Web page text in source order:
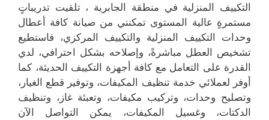
التكييف المنزلية في منطقة الجابرية ، تلقيت تدريباتٍ
مستمرةٍ عالية المستوى تمكنني من صيانة كافة أعطال
وحدات التكييف المنزلية والتكييف المركزي، فاستطيع
تشخيص العطل مباشرةً، وإصلاحه بشكل احترافي، لدي
القدرة على التعامل مع كافة أجهزة التكييف الحديثة، كما
أوفر لعملائي خدمة تنظيف المكيفات، وتوفير قطع الغيار،
وتصليح وحدات، وتركيب مكيفات، وتعبئة غاز، وتنظيف
الدكتات، وغسيل المكيفات، يمكن التواصل الآن